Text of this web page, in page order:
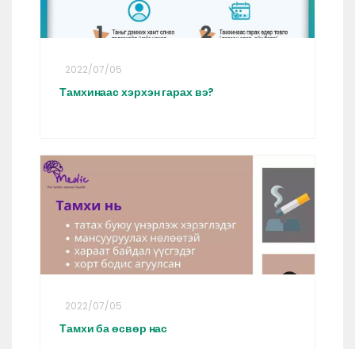
2022/07/05
Тамхинаас хэрхэн гарах вэ?
2022/07/05
Тамхи ба өсвөр нас